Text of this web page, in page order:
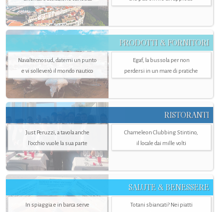
PRODOTTI & FORNITORI
Navaltecnosud, datemi un punto
e vi solleverò il mondo nautico
Egaf, la bussola per non
perdersi in un mare di pratiche
RISTORANTI
Just Peruzzi, a tavola anche
l’occhio vuole la sua parte
Chameleon Clubbing Stintino,
il locale dai mille volti
SALUTE & BENESSERE
In spiaggia e in barca serve
Totani sbiancati? Nei piatti